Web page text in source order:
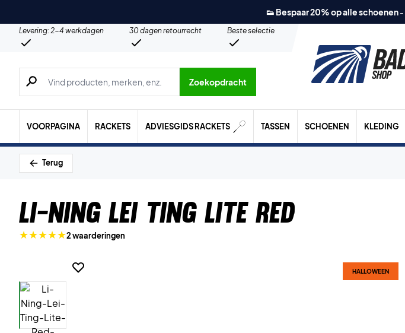
👟 Bespaar 20% op alle schoenen-
Levering: 2-4 werkdagen 30 dagen retourrecht
Beste selectie
Zoeken naar producten, merken etc.
Zoekopdracht
VOORPAGINA RACKETS ADVIESGIDS RACKETS TASSEN SCHOENEN KLEDING
Terug
Li-Ning Lei Ting Lite Red
2 waarderingen
HALLOWEEN